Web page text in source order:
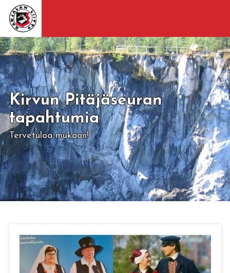
Kirvun Pitäjäseuran
tapahtumia
Tervetuloa mukaan!